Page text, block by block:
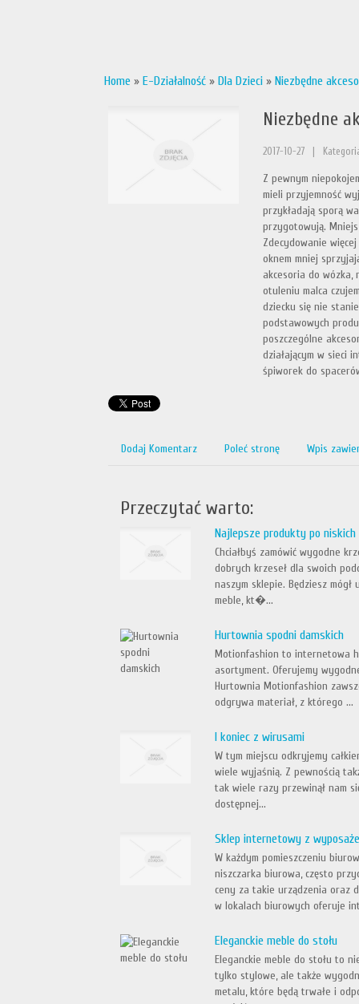
Home » E-Działalność » Dla Dzieci » Niezbędne
Niezbędne
2017-10-27
Z pewnym
mieli przyjemność
przykładają sporą
przygotowują.
Zdecydowanie
oknem mniej
akcesoria do wózka,
otuleniu malca
dziecku się nie
podstawowych
poszczególne
działającym w sieci
śpiworek do
Dodaj Komentarz Poleć stronę Wpis
Przeczytać warto:
Najlepsze produkty po niskich
Chciałbyś zamówić wygodne
dobrych krzeseł dla swoich
naszym sklepie. Będziesz
meble, kt�...
Hurtownia spodni damskich
Motionfashion to internetowa
asortyment. Oferujemy
Hurtownia Motionfashion
odgrywa materiał, z którego ...
I koniec z wirusami
W tym miejscu odkryjemy
wiele wyjaśnią. Z pewnością
tak wiele razy przewinął nam
dostępnej...
Sklep internetowy z
W każdym pomieszczeniu
niszczarka biurowa, często
ceny za takie urządzenia oraz
w lokalach biurowych oferuje
Eleganckie meble do stołu
Eleganckie meble do stołu to
tylko stylowe, ale także
metalu, które będą trwałe i